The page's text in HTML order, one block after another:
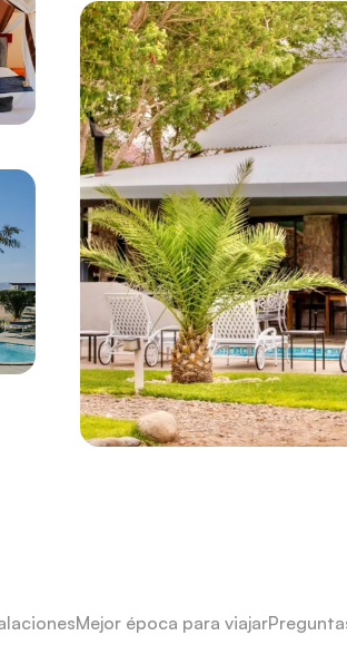
Mejor época para viajar